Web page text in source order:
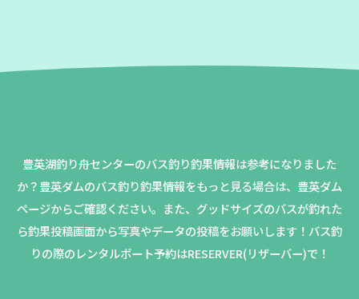
豊英湖釣り舟センターのバス釣り釣果情報は参考になりました
か？豊英ダムのバス釣り釣果情報をもっと見る場合は、豊英ダム
ページからご確認ください。 また、グッドサイズのバスが釣れた
ら釣果投稿画面から写真やデータの投稿をお願いします！バス釣
りの際のレンタルボート予約はRESERVER(リザーバー)で！